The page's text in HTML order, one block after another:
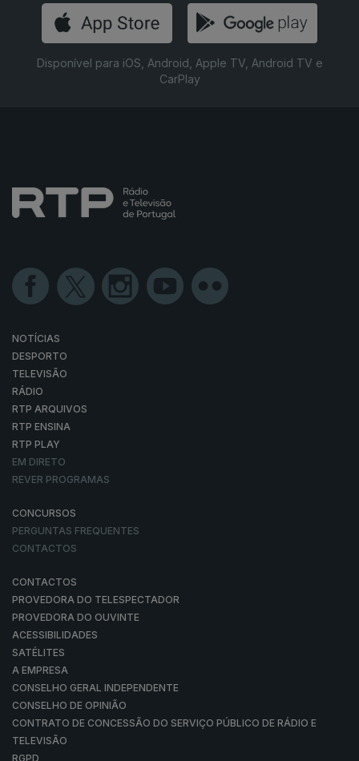
Disponível para iOS, Android, Apple TV, Android TV e
CarPlay
NOTÍCIAS
DESPORTO
TELEVISÃO
RÁDIO
RTP ARQUIVOS
RTP ENSINA
RTP PLAY
EM DIRETO
REVER PROGRAMAS
CONCURSOS
PERGUNTAS FREQUENTES
CONTACTOS
CONTACTOS
PROVEDORA DO TELESPECTADOR
PROVEDORA DO OUVINTE
ACESSIBILIDADES
SATÉLITES
A EMPRESA
CONSELHO GERAL INDEPENDENTE
CONSELHO DE OPINIÃO
CONTRATO DE CONCESSÃO DO SERVIÇO PÚBLICO DE RÁDIO E
TELEVISÃO
RGPD